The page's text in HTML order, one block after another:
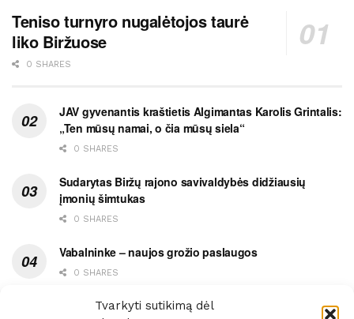
Tvarkyti sutikimą dėl
Teniso turnyro nugalėtojos taurė
liko Biržuose
0 SHARES
JAV gyvenantis kraštietis Algimantas Karolis Grintalis:
„Ten mūsų namai, o čia mūsų siela“
0 SHARES
Sudarytas Biržų rajono savivaldybės didžiausių
įmonių šimtukas
0 SHARES
Vabalninke – naujos grožio paslaugos
0 SHARES
Vytauto gatvės grimasos, arba užsitęsusi Biržų gėda